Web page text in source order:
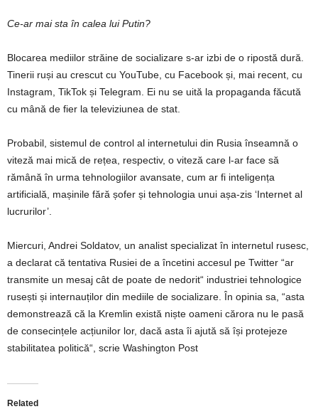
Ce-ar mai sta în calea lui Putin?
Blocarea mediilor străine de socializare s-ar izbi de o ripostă dură.
Tinerii ruși au crescut cu YouTube, cu Facebook și, mai recent, cu
Instagram, TikTok și Telegram. Ei nu se uită la propaganda făcută
cu mână de fier la televiziunea de stat.
Probabil, sistemul de control al internetului din Rusia înseamnă o
viteză mai mică de rețea, respectiv, o viteză care l-ar face să
rămână în urma tehnologiilor avansate, cum ar fi inteligența
artificială, mașinile fără șofer și tehnologia unui așa-zis ‘Internet al
lucrurilor’.
Miercuri, Andrei Soldatov, un analist specializat în internetul rusesc,
a declarat că tentativa Rusiei de a încetini accesul pe Twitter “ar
transmite un mesaj cât de poate de nedorit“ industriei tehnologice
rusești și internauților din mediile de socializare. În opinia sa, “asta
demonstrează că la Kremlin există niște oameni cărora nu le pasă
de consecințele acțiunilor lor, dacă asta îi ajută să își protejeze
stabilitatea politică“, scrie Washington Post
Related